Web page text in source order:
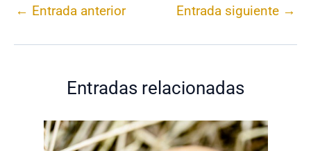
← Entrada anterior Entrada siguiente →
Entradas relacionadas